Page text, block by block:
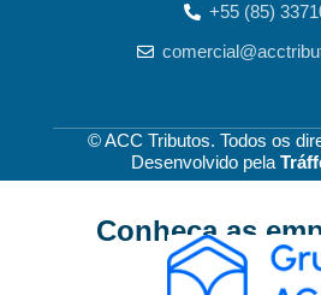
+55 (85)
© ACC Tributos. Todos os
Desenvolvido pela
Conheça as